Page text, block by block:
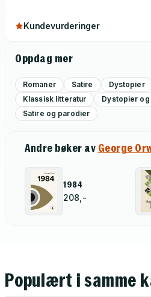
Kundevurderinger
Oppdag mer
Romaner Satire Dystopier
Klassisk litteratur
Dystopier
Satire og parodier
Andre bøker av George
1984
208,-
Populært i samme